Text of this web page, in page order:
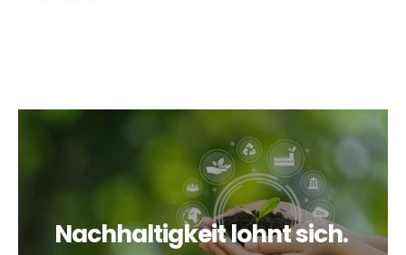
Nachhaltigkeit lohnt sich.